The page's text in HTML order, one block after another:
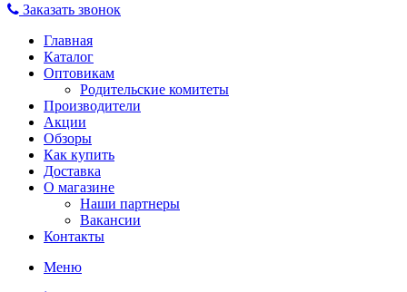
Заказать звонок
Главная
Каталог
Оптовикам
Родительские комитеты
Производители
Акции
Обзоры
Как купить
Доставка
О магазине
Наши партнеры
Вакансии
Контакты
Меню